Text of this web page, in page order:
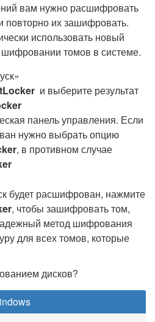
вам нужно расшифровать
их зашифровать.
использовать новый
томов в системе.
и выберите результат
панель управления. Если
нужно выбрать опцию
, в противном случае
будет расшифрован, нажмите
, чтобы зашифровать том,
метод шифрования
для всех томов, которые
дисков?